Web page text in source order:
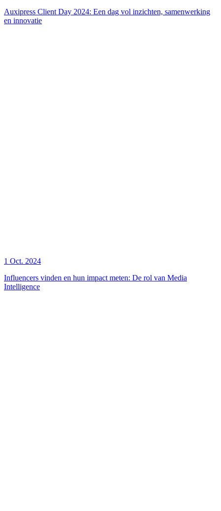
Auxipress Client Day 2024: Een dag vol inzichten, samenwerking
en innovatie
1 Oct. 2024
Influencers vinden en hun impact meten: De rol van Media
Intelligence